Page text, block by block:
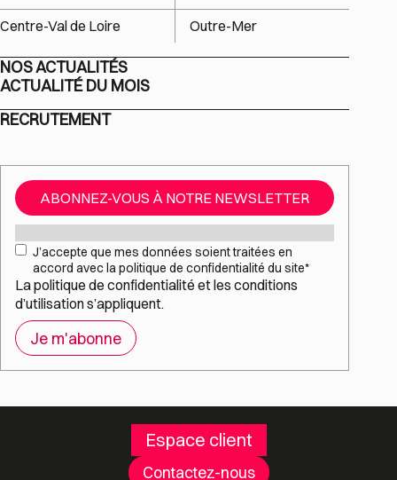
Centre-Val de Loire
Outre-Mer
NOS ACTUALITÉS
ACTUALITÉ DU MOIS
RECRUTEMENT
ABONNEZ-VOUS À NOTRE NEWSLETTER
Mail*
RGPD*
J’accepte que mes données soient traitées en
accord avec la politique de confidentialité du site*
Lapolitique de confidentialité et les conditions
d’utilisations’appliquent.
Espace client
Contactez-nous